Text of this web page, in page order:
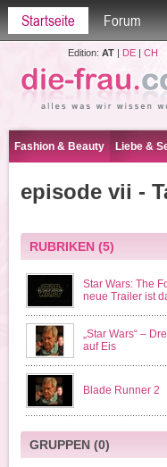
Startseite Forum
Edition: AT| DE| CH
Fashion & Beauty Liebe &
episode vii -
RUBRIKEN(5)
Star Wars: The
neue Trailer ist
„Star Wars“ –
auf Eis
Blade Runner 2
GRUPPEN(0)